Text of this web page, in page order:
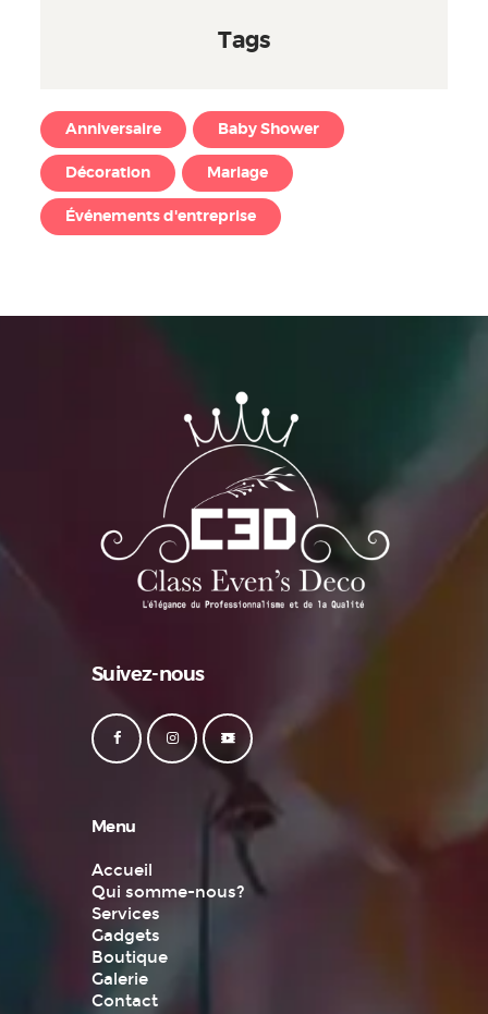
Tags
Anniversaire Baby Shower
Décoration Mariage
Événements d'entreprise
Suivez-nous
Menu
Accueil
Qui somme-nous?
Services
Gadgets
Boutique
Galerie
Contact